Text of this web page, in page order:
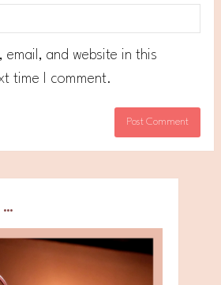
email, and website in this
time I comment.